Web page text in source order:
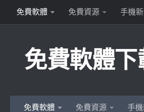
Skip to content
免費軟體 免費資源 手機
免費軟體下
免費軟體 免費資源 手